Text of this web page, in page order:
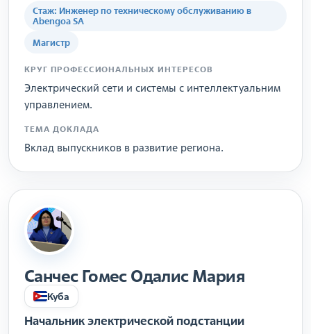
Стаж: Инженер по техническому обслуживанию в
Abengoa SA
Магистр
КРУГ ПРОФЕССИОНАЛЬНЫХ ИНТЕРЕСОВ
Электрический сети и системы с интеллектуальним
управлением.
ТЕМА ДОКЛАДА
Вклад выпускников в развитие региона.
Санчес Гомес Одалис Мария
Куба
Начальник электрической подстанции